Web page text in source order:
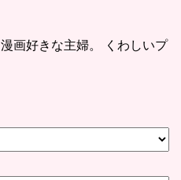
画好きな主婦。 くわしいプ